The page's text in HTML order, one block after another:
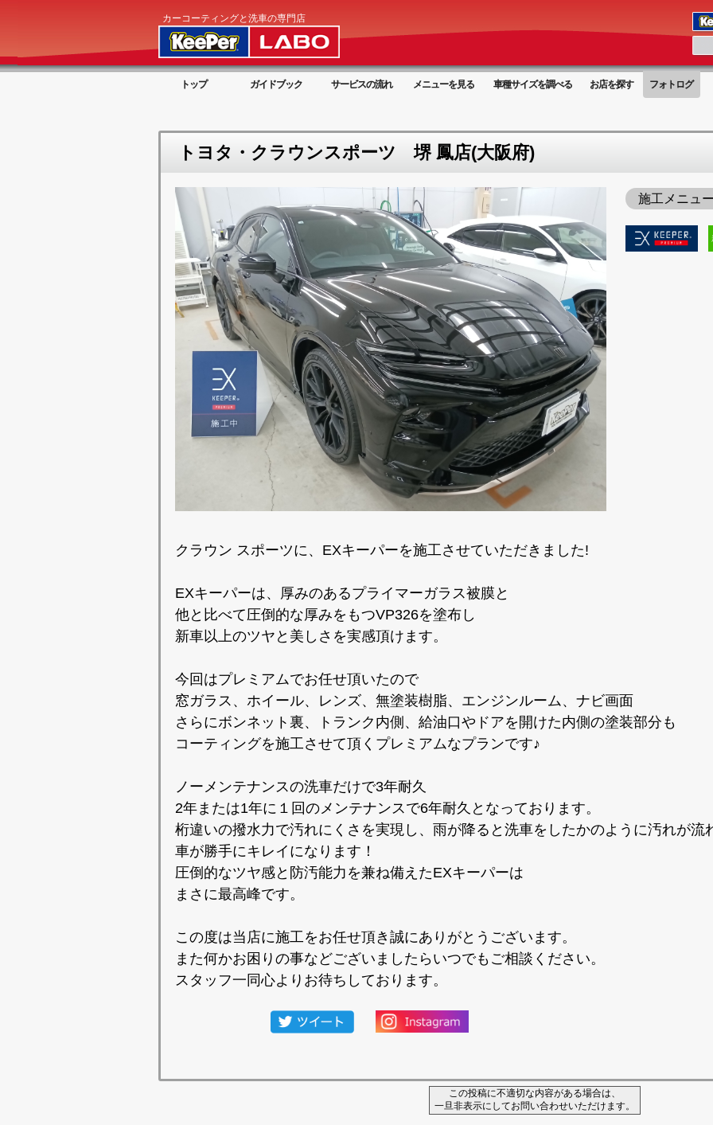
カーコーティングと洗車の専門店
トップ ガイドブック サービスの流れ メニューを見る 車種サイズを調べる お店を探す フォトログ
トヨタ・クラウンスポーツ 堺 鳳店(大阪府)
施工メニュ
クラウン スポーツに、EXキーパーを施工させていただきました!
EXキーパーは、厚みのあるプライマーガラス被膜と
他と比べて圧倒的な厚みをもつVP326を塗布し
新車以上のツヤと美しさを実感頂けます。
今回はプレミアムでお任せ頂いたので
窓ガラス、ホイール、レンズ、無塗装樹脂、エンジンルーム、ナビ画面
さらにボンネット裏、トランク内側、給油口やドアを開けた内側の塗装部分も
コーティングを施工させて頂くプレミアムなプランです♪
ノーメンテナンスの洗車だけで3年耐久
2年または1年に１回のメンテナンスで6年耐久となっております。
桁違いの撥水力で汚れにくさを実現し、雨が降ると洗車をしたかのように汚れが流
車が勝手にキレイになります！
圧倒的なツヤ感と防汚能力を兼ね備えたEXキーパーは
まさに最高峰です。
この度は当店に施工をお任せ頂き誠にありがとうございます。
また何かお困りの事などございましたらいつでもご相談ください。
スタッフ一同心よりお待ちしております。
この投稿に不適切な内容がある場合は、
一旦非表示にしてお問い合わせいただけます。